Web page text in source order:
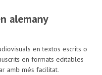
alemany
en textos escrits o
en formats editables
amb més facilitat.